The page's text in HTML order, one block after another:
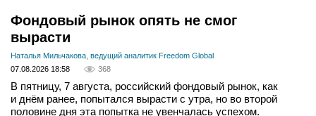
Фондовый рынок опять не смог
вырасти
Наталья Мильчакова, ведущий аналитик Freedom Global
07.08.2026 18:58
368
В пятницу, 7 августа, российский фондовый рынок, как
и днём ранее, попытался вырасти с утра, но во второй
половине дня эта попытка не увенчалась успехом.